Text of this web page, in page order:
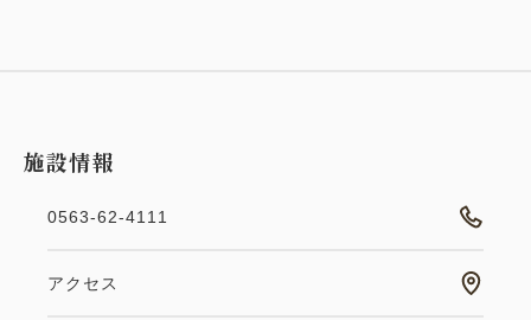
施設情報
0563-62-4111
アクセス